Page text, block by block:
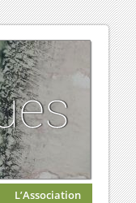
L’Association